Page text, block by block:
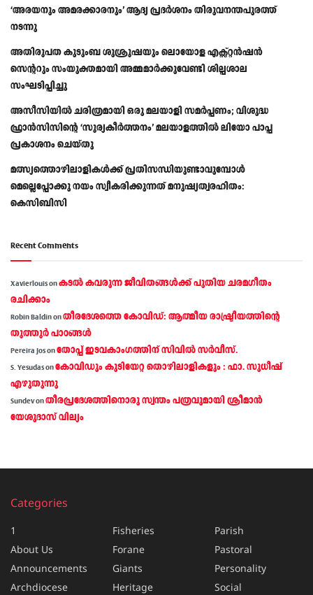
‘അരയനും അമരക്കാരനും’ ആദ്യ പ്രദർശനം തിരുവനന്തപുരത്ത്
നടന്നു
അതിരൂപത കുടുംബ ശുശ്രൂഷയും ലൊയോള എക്സ്റ്റൻഷൻ
സെന്ററും സംയുക്തമായി അമ്മമാർക്കുവേണ്ടി ശില്പശാല
സംഘടിപ്പിച്ചു
അസീസിയിൽ ചരിത്രമായി ഒരു മലയാളി സമർപ്പണം; വിശുദ്ധ
ഫ്രാൻസിസിന്റെ ‘സൂര്യകീർത്തനം’ മലയാളത്തിൽ ലിയോ പാപ്പ
പ്രകാശനം ചെയ്തു
മത്സ്യത്തൊഴിലാളികള്‍ക്ക് പ്രതിസന്ധിയുണ്ടാവുമ്പോള്‍
മെല്ലെപ്പോക്കു നയം സ്വീകരിക്കുന്നത് മനുഷ്യത്വരഹിതം:
കെസിബിസി
Recent Comments
Xavierlouisonകടല്‍ കവരുന്ന ജീവിതങ്ങള്‍ക്ക് പുതിയ ചരമഗീതം
രചിക്കാം
Robin Baldinonതീരദേശത്തെ കോവിഡ്: ആത്മീയ രാഷ്ട്രീയത്തിന്റെ
തൂത്തൂര്‍ പാഠങ്ങൾ
Pereira Josonതോപ്പ് ഇടവകാംഗത്തിന് സിവിൽ സർവീസ്.
S. Yesudasonകോവിഡും കുടിയേറ്റ തൊഴിലാളികളും : ഫാ. സുധീഷ്
എഴുതുന്നു
Sundevonതീരപ്രദേശത്തിനൊരു സ്വന്തം പത്രവുമായി ശ്രീമാന്‍
യേശുദാസ് വില്യം
Categories
1
About Us
Announcements
Archdiocese
Fisheries
Forane
Giants
Heritage
Parish
Pastoral
Personality
Social